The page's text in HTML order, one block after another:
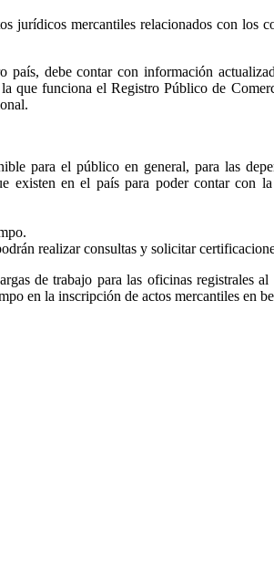
mercantiles relacionados con los
debe contar con información
funciona el Registro Público de
para el público en general, para las
en el país para poder contar con
realizar consultas y solicitar
de trabajo para las oficinas registrales
en la inscripción de actos mercantiles en